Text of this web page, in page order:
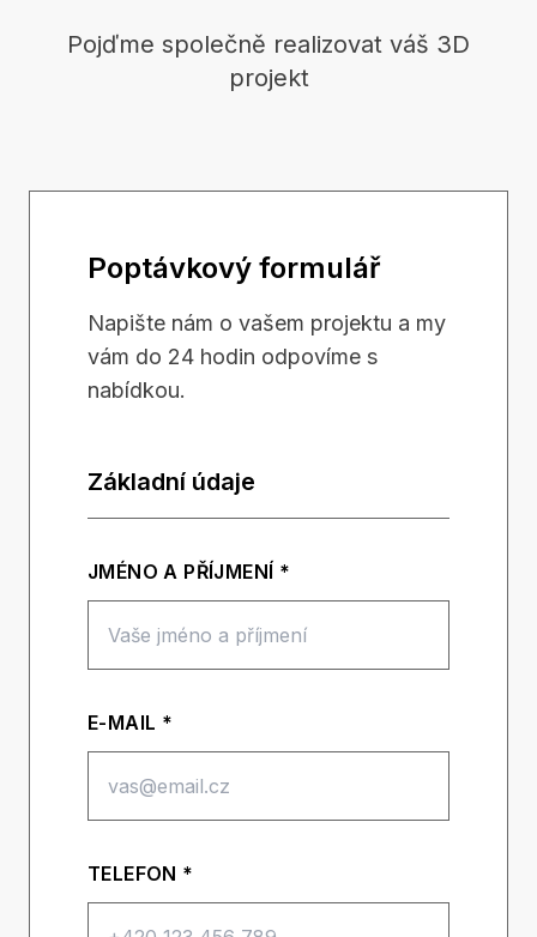
Pojďme společně realizovat váš 3D
projekt
Poptávkový formulář
Napište nám o vašem projektu a my
vám do 24 hodin odpovíme s
nabídkou.
Základní údaje
JMÉNO A PŘÍJMENÍ *
E-MAIL *
TELEFON *